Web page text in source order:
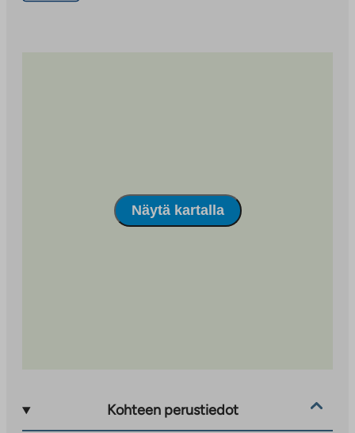
Näytä kartalla
Kohteen perustiedot